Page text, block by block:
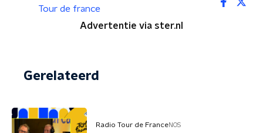
Tour de france
Advertentie via ster.nl
Gerelateerd
Radio Tour de FranceNOS